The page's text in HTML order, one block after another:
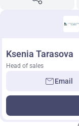
Ksenia Tarasova
Head of sales
Email